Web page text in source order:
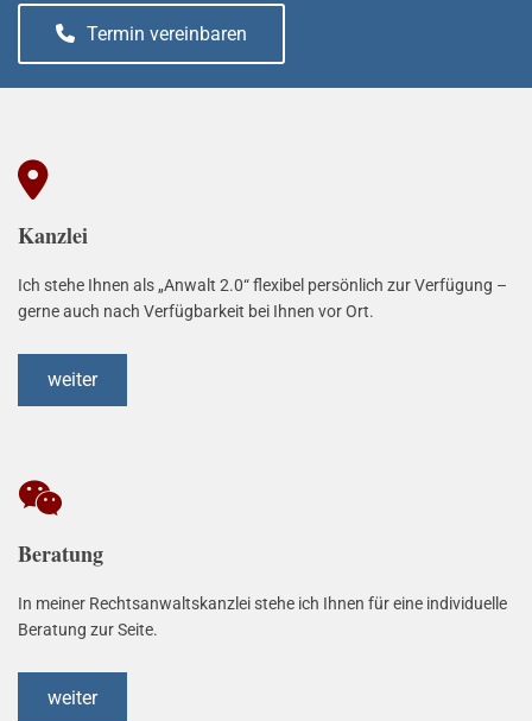
Termin vereinbaren

Kanzlei
Ich stehe Ihnen als „Anwalt 2.0“ flexibel persönlich zur Verfügung –
gerne auch nach Verfügbarkeit bei Ihnen vor Ort.
weiter

Beratung
In meiner Rechtsanwaltskanzlei stehe ich Ihnen für eine individuelle
Beratung zur Seite.
weiter